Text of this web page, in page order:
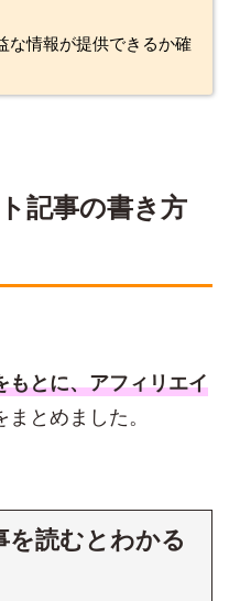
な情報が提供できるか確
記事の書き方
もとに、アフィリエイ
まとめました。
を読むとわかる